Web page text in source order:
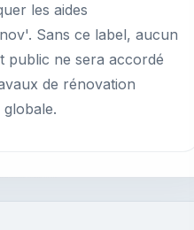
les aides
Sans ce label, aucun
public ne sera accordé
de rénovation